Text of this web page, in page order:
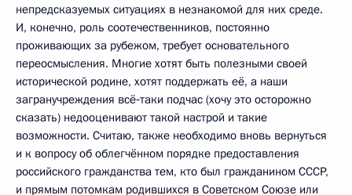
непредсказуемых ситуациях в незнакомой для них среде.
И, конечно, роль соотечественников, постоянно
проживающих за рубежом, требует основательного
переосмысления. Многие хотят быть полезными своей
исторической родине, хотят поддержать её, а наши
загранучреждения всё‑таки подчас (хочу это осторожно
сказать) недооценивают такой настрой и такие
возможности. Считаю, также необходимо вновь вернуться
и к вопросу об облегчённом порядке предоставления
российского гражданства тем, кто был гражданином СССР,
и прямым потомкам родившихся в Советском Союзе или